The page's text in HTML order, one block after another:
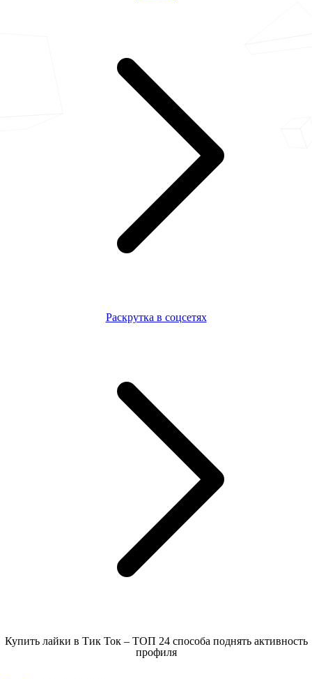
Раскрутка в соцсетях
Купить лайки в Тик Ток – ТОП 24 способа поднять активность
профиля